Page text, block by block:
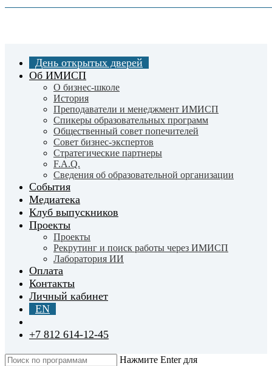
Skip
День открытых дверей
Об ИМИСП
О бизнес-школе
История
Преподаватели и менеджмент ИМИСП
Спикеры образовательных программ
Общественный совет попечителей
Совет бизнес-экспертов
Cтратегические партнеры
F.A.Q.
Сведения об образовательной организации
События
Медиатека
Клуб выпускников
Проекты
Проекты
Рекрутинг и поиск работы через ИМИСП
Лаборатория ИИ
Оплата
Контакты
Личный кабинет
EN
+7 812 614-12-45
Нажмите Enter для